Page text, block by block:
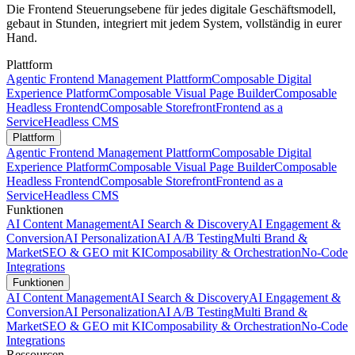
Die Frontend Steuerungsebene für jedes digitale Geschäftsmodell,
gebaut in Stunden, integriert mit jedem System, vollständig in eurer
Hand.
Plattform
Agentic Frontend Management PlattformComposable Digital
Experience PlatformComposable Visual Page BuilderComposable
Headless FrontendComposable StorefrontFrontend as a
ServiceHeadless CMS
Plattform
Agentic Frontend Management PlattformComposable Digital
Experience PlatformComposable Visual Page BuilderComposable
Headless FrontendComposable StorefrontFrontend as a
ServiceHeadless CMS
Funktionen
AI Content ManagementAI Search & DiscoveryAI Engagement &
ConversionAI PersonalizationAI A/B TestingMulti Brand &
MarketSEO & GEO mit KIComposability & OrchestrationNo-Code
Integrations
Funktionen
AI Content ManagementAI Search & DiscoveryAI Engagement &
ConversionAI PersonalizationAI A/B TestingMulti Brand &
MarketSEO & GEO mit KIComposability & OrchestrationNo-Code
Integrations